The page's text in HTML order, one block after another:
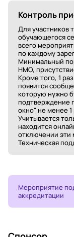
Контроль
Для участников
обучающегося
всего
по каждому
Минимальный
НМО,
Кроме того, 1
появится
которую нужно
подтверждение
окно" не менее 1
Учитывается
находится
отключении эти
Техническая
Мероприятие
аккредитации